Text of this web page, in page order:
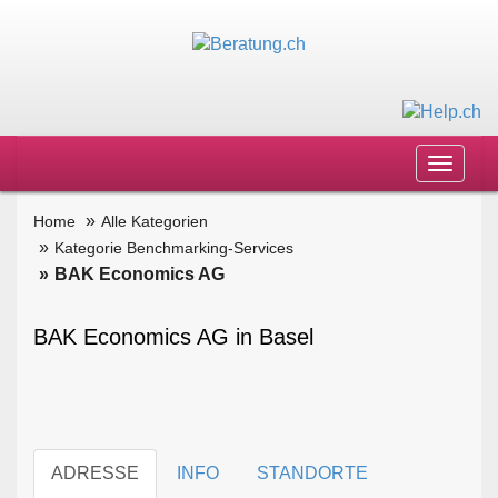
Toggle
Home
Alle Kategorien
Kategorie Benchmarking-Services
BAK Economics AG
BAK Economics AG in Basel
ADRESSE INFO STANDORTE